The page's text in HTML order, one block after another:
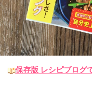
保存版 レシピブログ